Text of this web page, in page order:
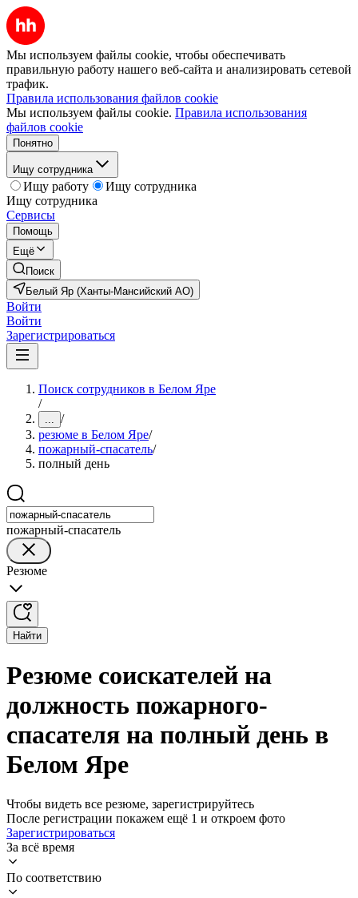
Мы используем файлы cookie, чтобы обеспечивать
правильную работу нашего веб-сайта и анализировать сетевой
трафик.
Правила использования файлов cookie
Мы используем файлы cookie. Правила использования
файлов cookie
Понятно
Ищу сотрудника
Ищу работу
Ищу сотрудника
Ищу сотрудника
Сервисы
Помощь
Ещё
Поиск
Белый Яр (Ханты-Мансийский АО)
Войти
Войти
Зарегистрироваться
Поиск сотрудников в Белом Яре
/
... /
резюме в Белом Яре/
пожарный-спасатель/
полный день
пожарный-спасатель
Резюме
Найти
Резюме соискателей на
должность пожарного-
спасателя на полный день в
Белом Яре
Чтобы видеть все резюме, зарегистрируйтесь
После регистрации покажем ещё 1 и откроем фото
Зарегистрироваться
За всё время
По соответствию